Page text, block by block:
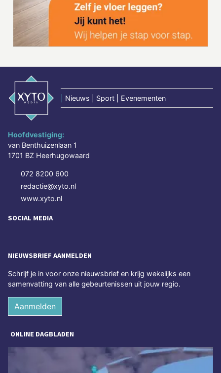
Nieuws | Sport | Evenementen
Hoofdvestiging:
van Benthuizenlaan 1
1701 BZ Heerhugowaard
072 8200 600
redactie@xyto.nl
www.xyto.nl
SOCIAL MEDIA
NIEUWSBRIEF AANMELDEN
Schrijf je in voor onze nieuwsbrief en krijg wekelijks een
samenvatting van alle gebeurtenissen uit jouw regio.
Aanmelden
ONLINE DAGBLADEN